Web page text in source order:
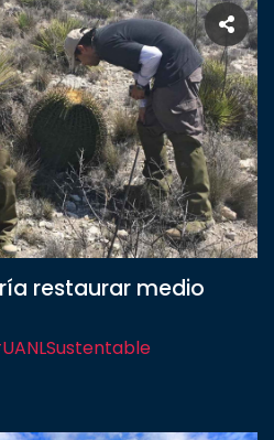
restaurar medio